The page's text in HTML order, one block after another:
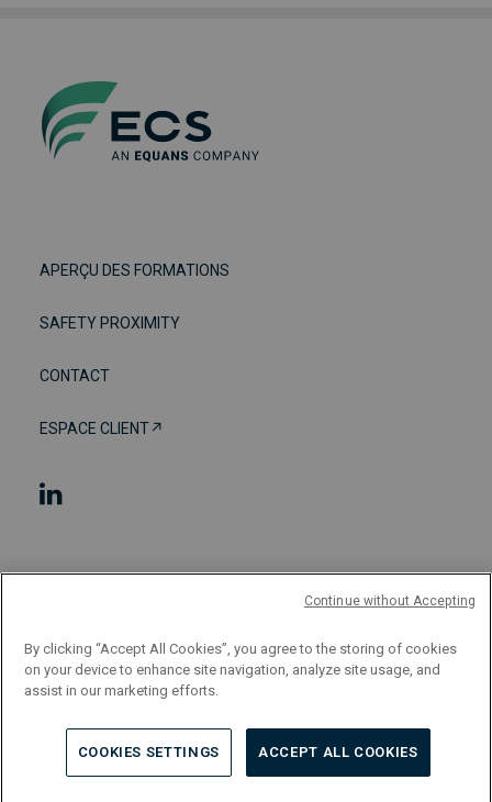
APERÇU DES FORMATIONS
SAFETY PROXIMITY
CONTACT
ESPACE CLIENT↗︎
Conditions générales
Politique de confidentialité
Politique des cookies
By clicking “Accept All Cookies”, you agree to the storing of cookies
on your device to enhance site navigation, analyze site usage, and
assist in our marketing efforts.
COOKIES SETTINGS ACCEPT ALL COOKIES
Continue without Accepting